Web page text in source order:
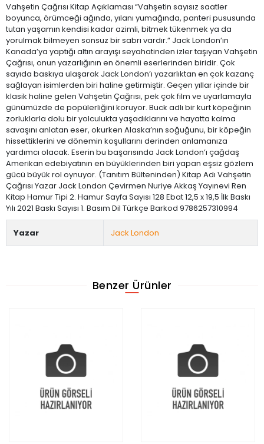
Vahşetin Çağrısı Kitap Açıklaması “Vahşetin sayısız saatler
boyunca, örümceği ağında, yılanı yumağında, panteri pususunda
tutan yaşamın kendisi kadar azimli, bitmek tükenmek ya da
yorulmak bilmeyen sonsuz bir sabrı vardır.” Jack London’ın
Kanada’ya yaptığı altın arayışı seyahatinden izler taşıyan Vahşetin
Çağrısı, onun yazarlığının en önemli eserlerinden biridir. Çok
sayıda baskıya ulaşarak Jack London’ı yazarlıktan en çok kazanç
sağlayan isimlerden biri haline getirmiştir. Geçen yıllar içinde bir
klasik haline gelen Vahşetin Çağrısı, pek çok film ve uyarlamayla
günümüzde de popülerliğini koruyor. Buck adlı bir kurt köpeğinin
zorluklarla dolu bir yolculukta yaşadıklarını ve hayatta kalma
savaşını anlatan eser, okurken Alaska’nın soğuğunu, bir köpeğin
hissettiklerini ve dönemin koşullarını derinden anlamanıza
yardımcı olacak. Eserin bu başarısında Jack London’ı çağdaş
Amerikan edebiyatının en büyüklerinden biri yapan eşsiz gözlem
gücü büyük rol oynuyor. (Tanıtım Bülteninden) Kitap Adı Vahşetin
Çağrısı Yazar Jack London Çevirmen Nuriye Akkaş Yayınevi Ren
Kitap Hamur Tipi 2. Hamur Sayfa Sayısı 128 Ebat 12,5 x 19,5 İlk Baskı
Yılı 2021 Baskı Sayısı 1. Basım Dil Türkçe Barkod 9786257310994
Yazar Jack London
Benzer Ürünler